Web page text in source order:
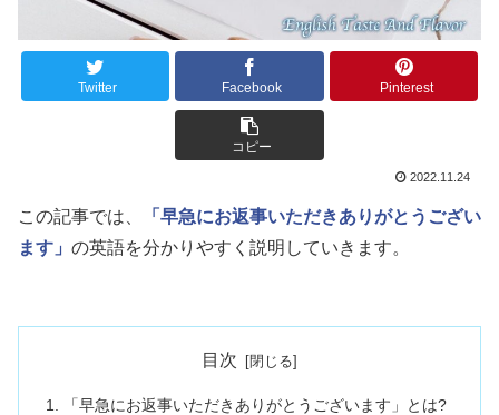
Twitter Facebook Pinterest
コピー
2022.11.24
この記事では、
「早急にお返事いただきありがとうござい
ます」 の英語を分かりやすく説明していきます。
目次
「早急にお返事いただきありがとうございます」とは?